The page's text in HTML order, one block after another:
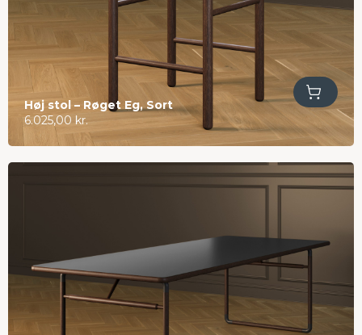
Høj stol – Røget Eg, Sort
6.025,00 kr.
Tilføj til kurv